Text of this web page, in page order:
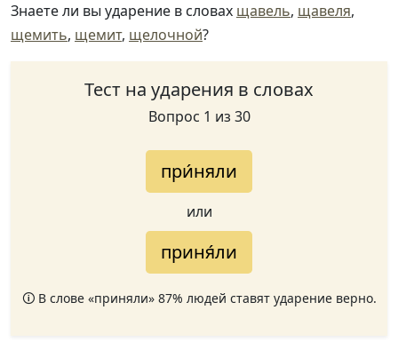
Знаете ли вы ударение в словах щавель, щавеля,
щемить, щемит, щелочной?
Тест на ударения в словах
Вопрос 1 из 30
при́няли
или
приня́ли
🛈 В слове «приняли» 87% людей ставят ударение верно.